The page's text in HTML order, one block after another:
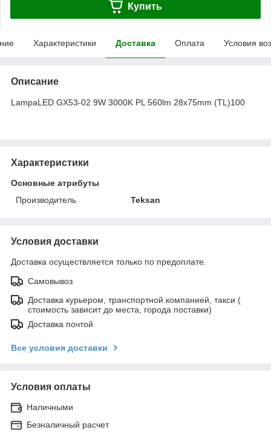
Купить
Характеристики Доставка Оплата Условия
Описание
LampaLED GX53-02 9W 3000K PL 560lm 28x75mm (TL)100
Характеристики
Основные атрибуты
Производитель
Teksan
Условия доставки
Доставка осуществляется только по предоплате.
Самовывоз
Доставка курьером, транспортной компанией, такси (
стоимость зависит до места, города поставки)
Доставка почтой
Все условия доставки
Условия оплаты
Наличными
Безналичный расчет